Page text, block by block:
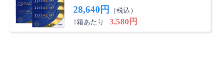
28,640円
（税込）
1箱あたり
3,580円